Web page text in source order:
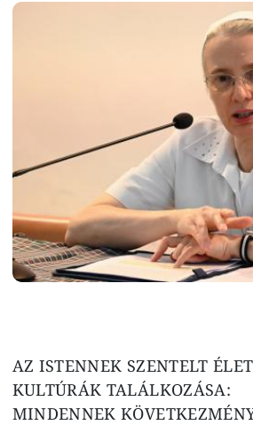
Image
AZ ISTENNEK SZENTELT
KULTÚRÁK TALÁLKOZÁSA:
MINDENNEK